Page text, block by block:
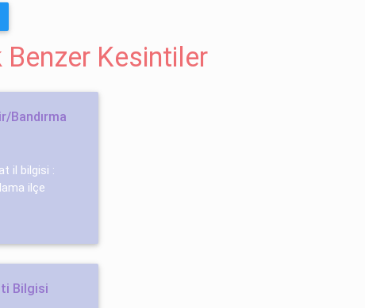
Kesintiler
Bandırma
il bilgisi :
ilçe
Bilgisi